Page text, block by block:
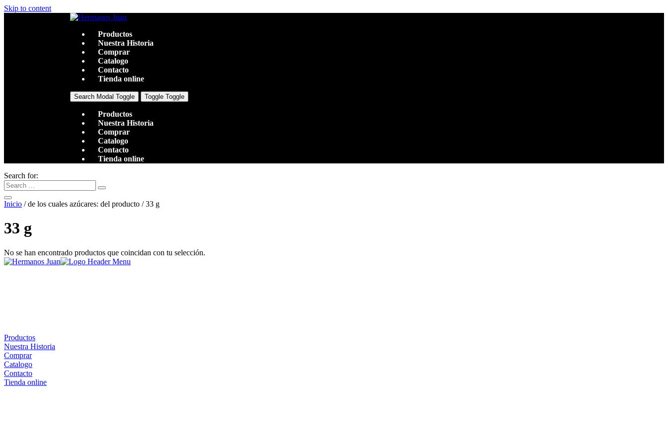
Skip to content
Productos
Nuestra Historia
Comprar
Catalogo
Contacto
Tienda online
Search Modal Toggle Toggle Toggle
Productos
Nuestra Historia
Comprar
Catalogo
Contacto
Tienda online
Search for:
Inicio / de los cuales azúcares: del producto / 33 g
33 g
No se han encontrado productos que coincidan con tu selección.
Productos
Nuestra Historia
Comprar
Catalogo
Contacto
Tienda online